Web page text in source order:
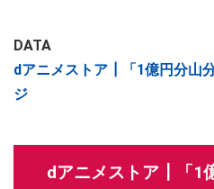
DATA
dアニメストア┃「1億円分山
ジ
dアニメストア┃「1